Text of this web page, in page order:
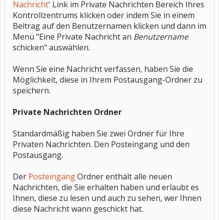
Nachricht' Link im Private Nachrichten Bereich Ihres
Kontrollzentrums klicken oder indem Sie in einem
Beitrag auf den Benutzernamen klicken und dann im
Menü "Eine Private Nachricht an Benutzername
schicken" auswählen.
Wenn Sie eine Nachricht verfassen, haben Sie die
Möglichkeit, diese in Ihrem Postausgang-Ordner zu
speichern.
Private Nachrichten Ordner
Standardmäßig haben Sie zwei Ordner für Ihre
Privaten Nachrichten. Den Posteingang und den
Postausgang.
Der PosteingangOrdner enthält alle neuen
Nachrichten, die Sie erhalten haben und erlaubt es
Ihnen, diese zu lesen und auch zu sehen, wer Ihnen
diese Nachricht wann geschickt hat.